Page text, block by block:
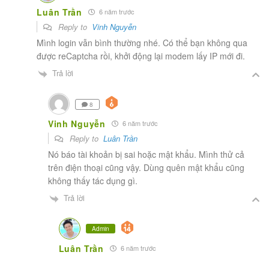
Luân Trần 6 năm trước
Reply to Vinh Nguyễn
Mình login vẫn bình thường nhé. Có thể bạn không qua
được reCaptcha rồi, khởi động lại modem lấy IP mới đi.
Trả lời
8
Vinh Nguyễn 6 năm trước
Reply to Luân Trần
Nó báo tài khoản bị sai hoặc mật khẩu. Mình thử cả
trên điện thoại cũng vậy. Dùng quên mật khẩu cũng
không thấy tác dụng gì.
Trả lời
Admin
Luân Trần 6 năm trước